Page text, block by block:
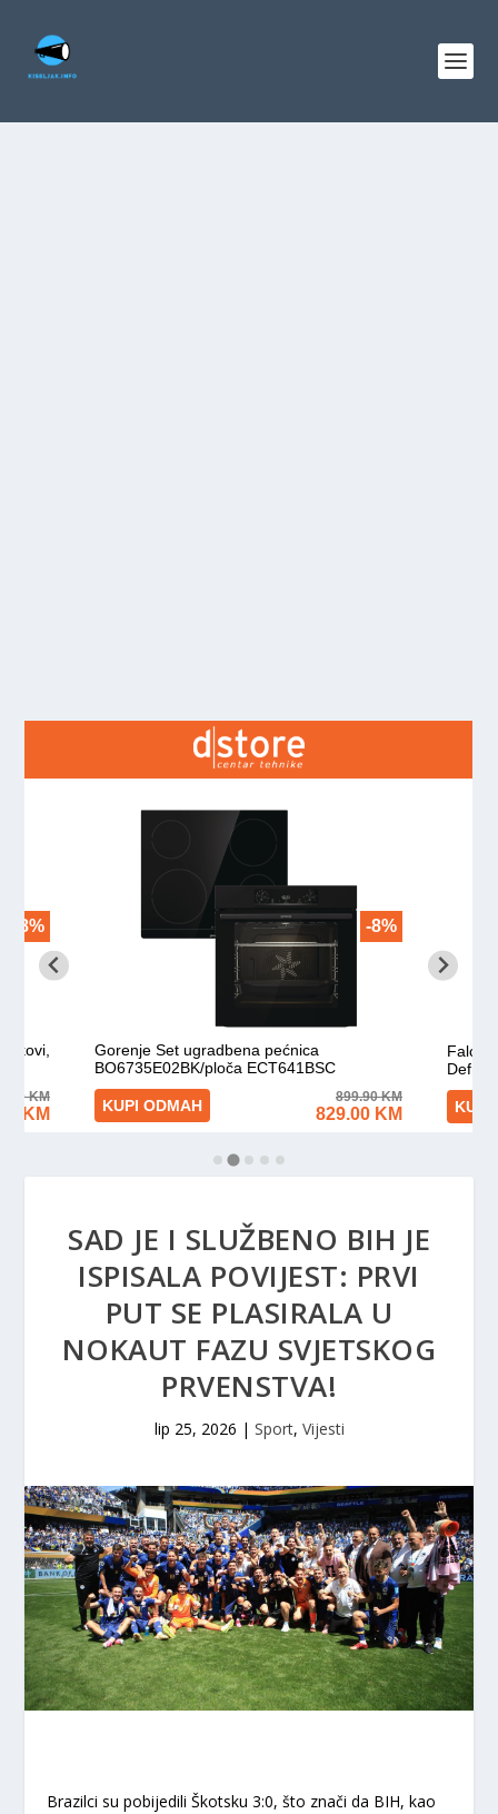
SAD JE I SLUŽBENO BIH JE
ISPISALA POVIJEST: PRVI
PUT SE PLASIRALA U
NOKAUT FAZU SVJETSKOG
PRVENSTVA!
lip 25, 2026 | Sport, Vijesti
Brazilci su pobijedili Škotsku 3:0, što znači da BIH, kao